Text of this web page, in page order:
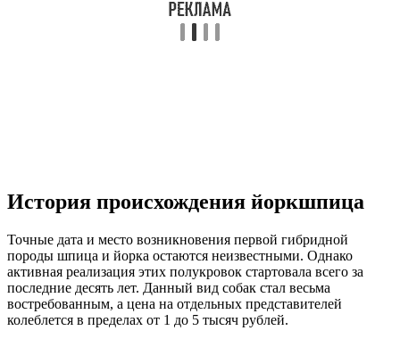
История происхождения йоркшпица
Точные дата и место возникновения первой гибридной
породы шпица и йорка остаются неизвестными. Однако
активная реализация этих полукровок стартовала всего за
последние десять лет. Данный вид собак стал весьма
востребованным, а цена на отдельных представителей
колеблется в пределах от 1 до 5 тысяч рублей.